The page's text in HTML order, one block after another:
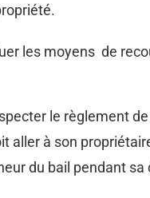
les moyens de
le règlement
aller à son
du bail pendant sa